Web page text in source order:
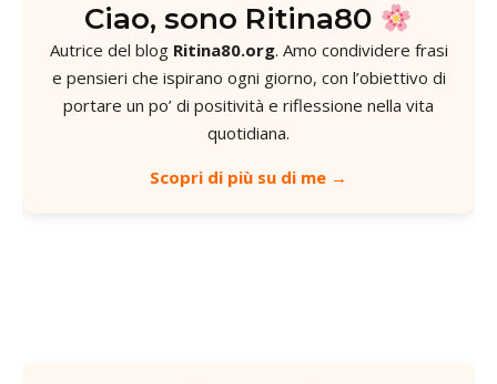
Ciao, sono Ritina80
Autrice del blog Ritina80.org. Amo condividere frasi
e pensieri che ispirano ogni giorno, con l’obiettivo di
portare un po’ di positività e riflessione nella vita
quotidiana.
Scopri di più su di me →